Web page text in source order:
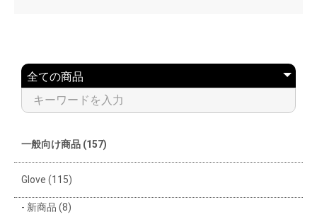
一般向け商品 (157)
Glove (115)
新商品 (8)